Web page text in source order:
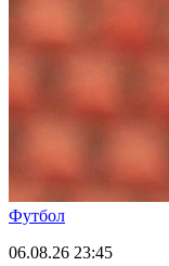
Футбол
06.08.26 23:45